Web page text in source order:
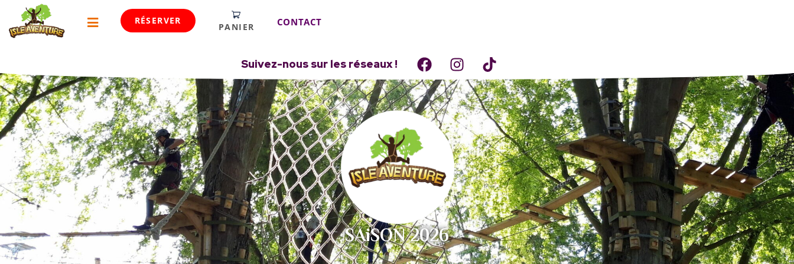
RÉSERVER
PANIER CONTACT
Suivez-nous sur les réseaux !
SAiSON 2026